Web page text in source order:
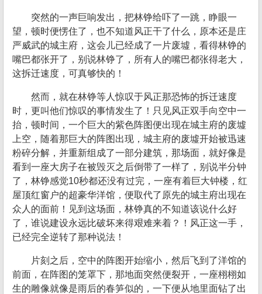
突然的一声巨响发出，把林铮给吓了一跳，睁眼一
望，顿时便愣住了，也不知道风正干了什么，原本还是庄
严威武的城主府，这会儿已经成了一片废墟，看得林铮的
嘴巴都张开了，别说林铮了，所有人的嘴巴都张得老大，
这拆迁速度，可真够快的！
然而，就在林铮等人惊叹于风正那恐怖的拆迁速度
时，更叫他们惊叹的事情发生了！只见风正双手向空中一
抬，顿时间，一个巨大的紫色阵图便出现在城主府的废墟
上空，随着那巨大的阵图出现，城主府的废墟开始被迅速
粉碎分解，并重新组成了一部分建筑，那场面，就好像是
看到一座大房子在被毁灭之后倒带了一样了，别说半分钟
了，林铮感觉10秒都还没有过完，一座有着巨大钟楼，红
屋顶红窗户的超豪华洋馆，便取代了原先的城主府出现在
众人的面前！见到这场面，林铮真的不知道该说什么好
了，谁说建设永远比破坏来得艰难来着？！风正这一手，
已经完全逆转了那种说法！
片刻之后，空中的阵图开始缩小，然后飞到了洋馆的
前面，在阵图的笼罩下，那地面突然便裂开，一座栩栩如
生的雕像就像是雨后的春笋似的，一下便从地里面钻了出